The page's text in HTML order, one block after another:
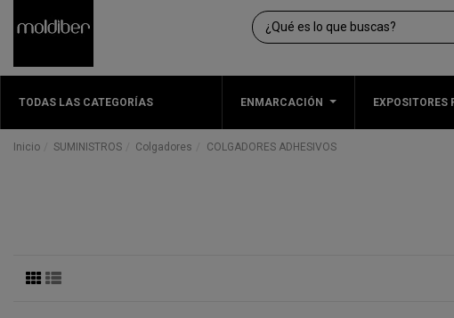
TODAS LAS CATEGORÍAS ENMARCACIÓN EXPOSITORES
Inicio SUMINISTROS Colgadores COLGADORES ADHESIVOS